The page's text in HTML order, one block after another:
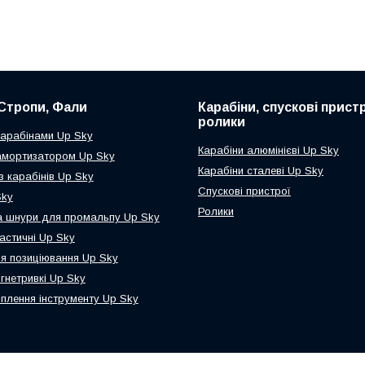
Фали
Up Sky
Up Sky
карабінів Up Sky
шнури для промальпу Up Sky
Up Sky
позиціювання Up Sky
Up Sky
інструменту Up Sky
Карабіни, спускові
ролики
Карабіни алюмінієві Up Sky
Карабіни сталеві Up Sky
Спускові пристрої
Ролики